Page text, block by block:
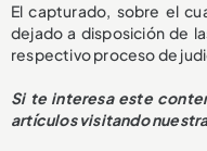
El capturado, sobre el
dejado a disposición de
respectivo proceso de
Si te interesa este
artículos visitando